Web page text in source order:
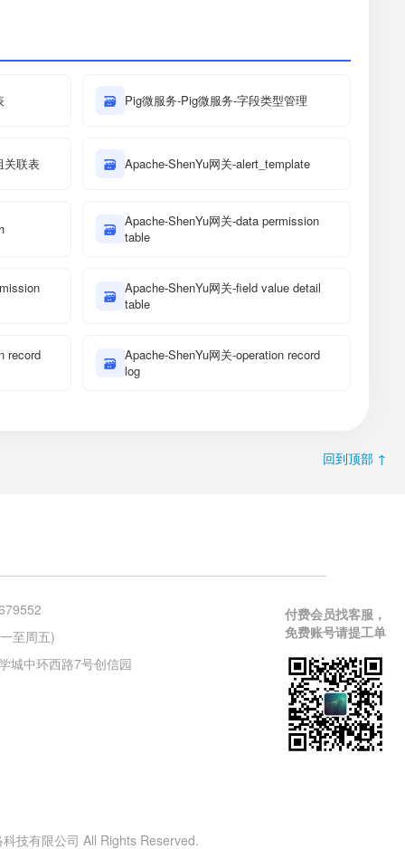
🗃 Pig微服务-Pig微服务-字段类型管理
关联表 🗃 Apache-ShenYu网关-alert_template
🗃 Apache-ShenYu网关-data permission
table
🗃 Apache-ShenYu网关-field value detail
table
record 🗃 Apache-ShenYu网关-operation record
log
回到顶部 ↑
至周五)
城中环西路7号创信园
付费会员找客服，
免费账号请提工单
技有限公司 All Rights Reserved.